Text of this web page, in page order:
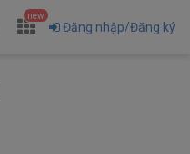
new
Đăng nhập/Đăng ký